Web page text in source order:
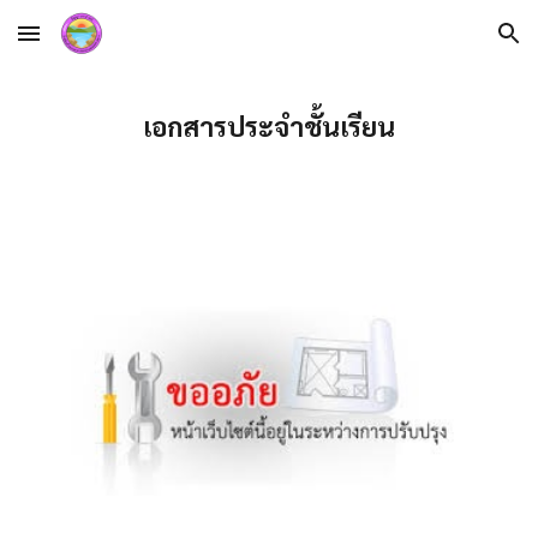
Skip to main content Skip to navigation
เอกสารประจำชั้นเรียน